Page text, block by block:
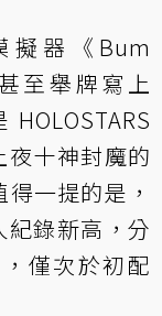
擬器《Bum
至舉牌寫上
十神封魔的
一提的是，
錄新高，分
僅次於初配